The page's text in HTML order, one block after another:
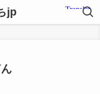
jp